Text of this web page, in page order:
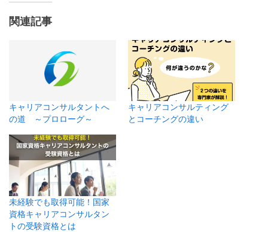
関連記事
キャリアコンサルタントへ
の道 ～プロローグ～
キャリアコンサルティング
とコーチングの違い
未経験でも取得可能！国家
資格キャリアコンサルタン
トの受験資格とは